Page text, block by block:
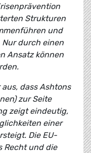
Strukturen
und
Nur durch einen
Ansatz können
dass Ashtons
zur Seite
zeigt eindeutig,
einer
Die EU-
Recht und die